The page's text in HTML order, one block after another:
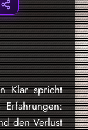
Klar spricht
den Verlust